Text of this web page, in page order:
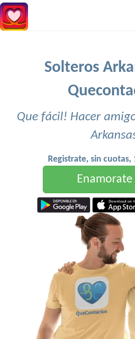
Solteros
Que fácil! Hacer
Registrate, sin cuotas,
Enamorate